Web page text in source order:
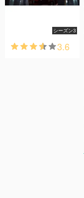
シーズン3
3.6